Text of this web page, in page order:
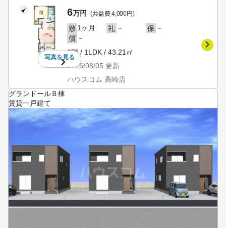
写真を見る
6万円 (共益費 4,000円)
敷 1ヶ月 礼 － 保 －
償 －
1階 / 1LDK / 43.21㎡
2026/08/05 更新
ハウスコム 高崎店
グランドールＢ棟
賃貸一戸建て